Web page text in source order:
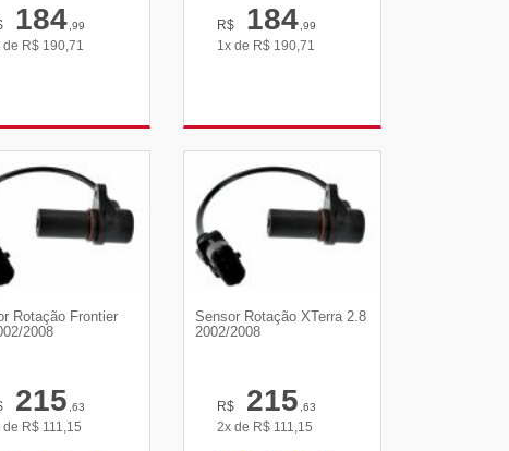
184,99
de R$ 190,71
R$ 184,99
1x de R$ 190,71
Rotação Frontier
2008
215,63
de R$ 111,15
Sensor Rotação XTerra 2.8
2002/2008
R$ 215,63
2x de R$ 111,15